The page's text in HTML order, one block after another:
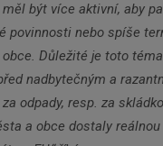
být více aktivní, aby
povinnosti nebo spíše
Důležité je toto
nadbytečným a
odpady, resp. za
a obce dostaly